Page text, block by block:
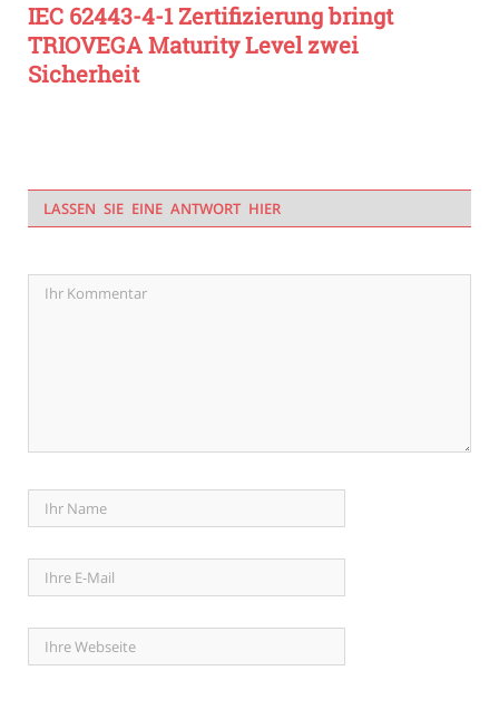
IEC 62443-4-1 Zertifizierung bringt
TRIOVEGA Maturity Level zwei
Sicherheit
LASSEN SIE EINE ANTWORT HIER